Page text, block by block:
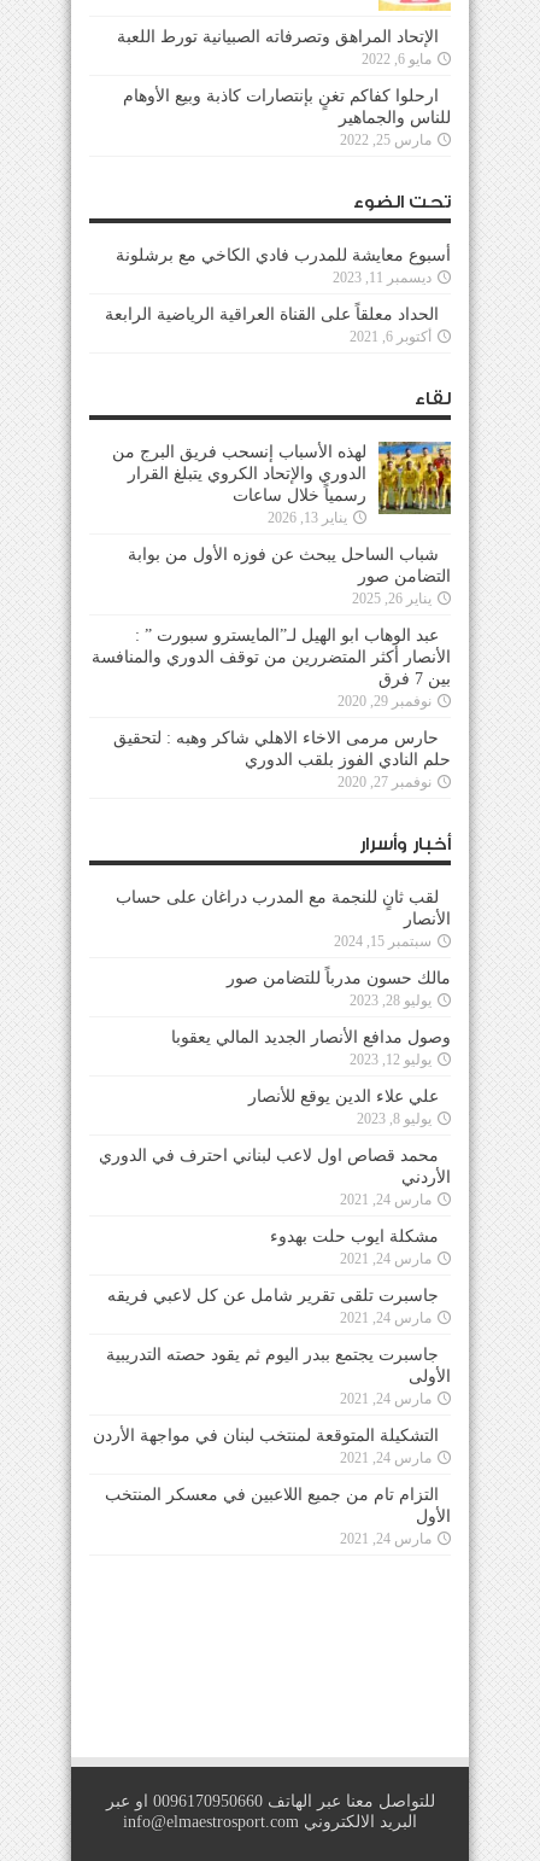
الإتحاد المراهق وتصرفاته الصبيانية تورط اللعبة
مايو 6, 2022
ارحلوا كفاكم تغنٍ بإنتصارات كاذبة وبيع الأوهام
للناس والجماهير
مارس 25, 2022
تحت الضوء
أسبوع معايشة للمدرب فادي الكاخي مع برشلونة
ديسمبر 11, 2023
الحداد معلقاً على القناة العراقية الرياضية الرابعة
أكتوبر 6, 2021
لقاء
لهذه الأسباب إنسحب فريق البرج من
الدوري والإتحاد الكروي يتبلغ القرار
رسمياً خلال ساعات
يناير 13, 2026
شباب الساحل يبحث عن فوزه الأول من بوابة
التضامن صور
يناير 26, 2025
عبد الوهاب ابو الهيل لـ”المايسترو سبورت ” :
الأنصار أكثر المتضررين من توقف الدوري والمنافسة
بين 7 فرق
نوفمبر 29, 2020
حارس مرمى الاخاء الاهلي شاكر وهبه : لتحقيق
حلم النادي الفوز بلقب الدوري
نوفمبر 27, 2020
أخبار وأسرار
لقب ثانٍ للنجمة مع المدرب دراغان على حساب
الأنصار
سبتمبر 15, 2024
مالك حسون مدرباً للتضامن صور
يوليو 28, 2023
وصول مدافع الأنصار الجديد المالي يعقوبا
يوليو 12, 2023
علي علاء الدين يوقع للأنصار
يوليو 8, 2023
محمد قصاص اول لاعب لبناني احترف في الدوري
الأردني
مارس 24, 2021
مشكلة ايوب حلت بهدوء
مارس 24, 2021
جاسبرت تلقى تقرير شامل عن كل لاعبي فريقه
مارس 24, 2021
جاسبرت يجتمع ببدر اليوم ثم يقود حصته التدريبية
الأولى
مارس 24, 2021
التشكيلة المتوقعة لمنتخب لبنان في مواجهة الأردن
مارس 24, 2021
التزام تام من جميع اللاعبين في معسكر المنتخب
الأول
مارس 24, 2021
للتواصل معنا عبر الهاتف 0096170950660 او عبر
البريد الالكتروني info@elmaestrosport.com